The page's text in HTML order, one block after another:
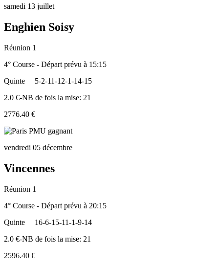
samedi 13 juillet
Enghien Soisy
Réunion 1
4° Course - Départ prévu à 15:15
Quinte
5-2-11-12-1-14-15
2.0 €-NB de fois la mise: 21
2776.40 €
vendredi 05 décembre
Vincennes
Réunion 1
4° Course - Départ prévu à 20:15
Quinte
16-6-15-11-1-9-14
2.0 €-NB de fois la mise: 21
2596.40 €